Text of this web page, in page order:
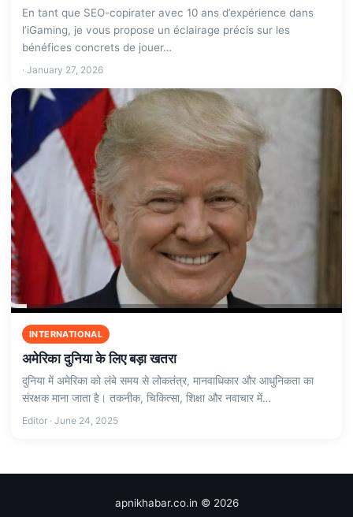
En tant que SEO-copirater avec 10 ans d’expérience dans
l’iGaming, je vous propose un éclairage précis sur les
bénéfices concrets de jouer…
· January 27, 2026
INTERNATIONAL
अमेरिका दुनिया के लिए बड़ा खतरा
दुनिया में अमेरिका को लंबे समय से लोकतंत्र, मानवाधिकार और आधुनिकता का
संरक्षक माना जाता है। तकनीक, चिकित्सा, शिक्षा और नवाचार में…
Editor · June 24, 2025
apnikhabar.co.in © 2026